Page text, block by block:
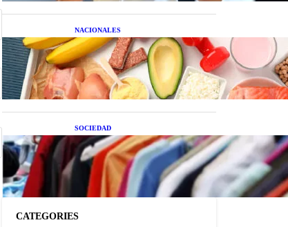
NACIONALES
Nutrición inteligente: Cinco
superalimentos de temporada
que deberías sumar a tu dieta
este mes
SOCIEDAD
Las grandes marcas globales
se suman a la tendencia de la
ropa de segunda mano
premium
CATEGORIES